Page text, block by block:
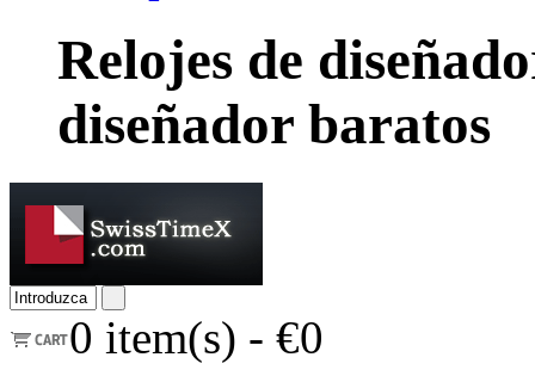
Relojes de
diseñador baratos
0 item(s) - €0